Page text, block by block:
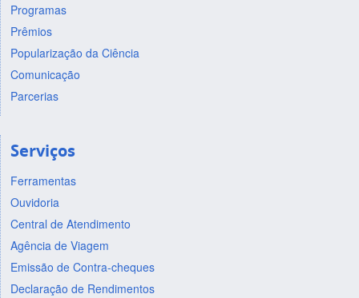
Programas
Prêmios
Popularização da Ciência
Comunicação
Parcerias
Serviços
Ferramentas
Ouvidoria
Central de Atendimento
Agência de Viagem
Emissão de Contra-cheques
Declaração de Rendimentos